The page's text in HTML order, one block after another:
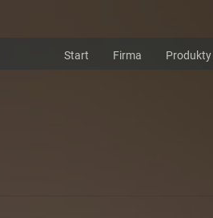
Start Firma Produkty